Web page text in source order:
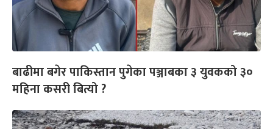
बाढीमा बगेर पाकिस्तान पुगेका पञ्जाबका ३ युवकको ३०
महिना कसरी बित्यो ?